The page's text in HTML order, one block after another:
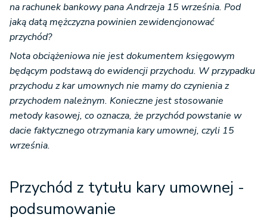
na rachunek bankowy pana Andrzeja 15 września. Pod
jaką datą mężczyzna powinien zewidencjonować
przychód?
Nota obciążeniowa nie jest dokumentem księgowym
będącym podstawą do ewidencji przychodu. W przypadku
przychodu z kar umownych nie mamy do czynienia z
przychodem należnym. Konieczne jest stosowanie
metody kasowej, co oznacza, że przychód powstanie w
dacie faktycznego otrzymania kary umownej, czyli 15
września.
Przychód z tytułu kary umownej -
podsumowanie